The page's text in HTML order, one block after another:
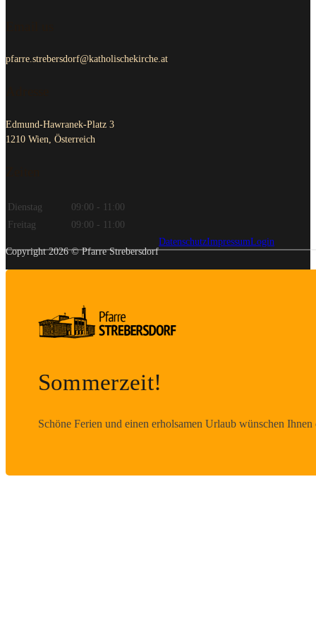
pfarre.strebersdorf@katholischekirche.at
Edmund-Hawranek-Platz 3
1210 Wien, Österreich
Dienstag
09:00 - 11:00
Freitag
09:00 - 11:00
Copyright 2026 © Pfarre Strebersdorf
DatenschutzImpressumLogin
Sommerzeit!
Schöne Ferien und einen erholsamen Urlaub wünschen